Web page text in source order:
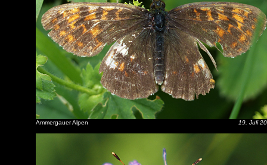
Ammergauer Alpen 19. Juli